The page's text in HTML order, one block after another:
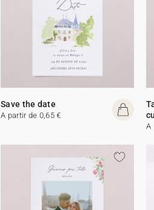
Save the date
A partir de 0,65 €
A